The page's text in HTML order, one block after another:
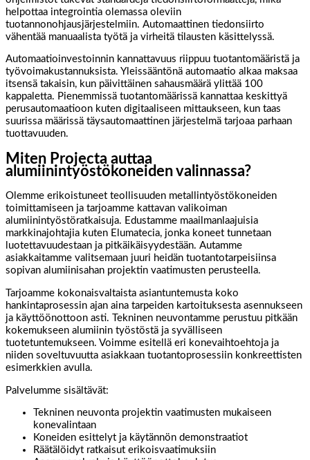
helpottaa integrointia olemassa oleviin
tuotannonohjausjärjestelmiin. Automaattinen tiedonsiirto
vähentää manuaalista työtä ja virheitä tilausten käsittelyssä.
Automaatioinvestoinnin kannattavuus riippuu tuotantomääristä ja
työvoimakustannuksista. Yleissääntönä automaatio alkaa maksaa
itsensä takaisin, kun päivittäinen sahausmäärä ylittää 100
kappaletta. Pienemmissä tuotantomäärissä kannattaa keskittyä
perusautomaatioon kuten digitaaliseen mittaukseen, kun taas
suurissa määrissä täysautomaattinen järjestelmä tarjoaa parhaan
tuottavuuden.
Miten Projecta auttaa
alumiinintyöstökoneiden valinnassa?
Olemme erikoistuneet teollisuuden metallintyöstökoneiden
toimittamiseen ja tarjoamme kattavan valikoiman
alumiinintyöstöratkaisuja. Edustamme maailmanlaajuisia
markkinajohtajia kuten Elumatecia, jonka koneet tunnetaan
luotettavuudestaan ja pitkäikäisyydestään. Autamme
asiakkaitamme valitsemaan juuri heidän tuotantotarpeisiinsa
sopivan alumiinisahan projektin vaatimusten perusteella.
Tarjoamme kokonaisvaltaista asiantuntemusta koko
hankintaprosessin ajan aina tarpeiden kartoituksesta asennukseen
ja käyttöönottoon asti. Tekninen neuvontamme perustuu pitkään
kokemukseen alumiinin työstöstä ja syvälliseen
tuotetuntemukseen. Voimme esitellä eri konevaihtoehtoja ja
niiden soveltuvuutta asiakkaan tuotantoprosessiin konkreettisten
esimerkkien avulla.
Palvelumme sisältävät:
Tekninen neuvonta projektin vaatimusten mukaiseen
konevalintaan
Koneiden esittelyt ja käytännön demonstraatiot
Räätälöidyt ratkaisut erikoisvaatimuksiin